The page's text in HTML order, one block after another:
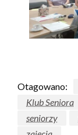
Otagowano:
Klub Seniora
seniorzy